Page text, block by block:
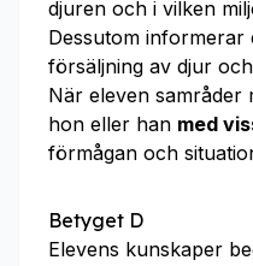
djuren och i vilken
Dessutom informerar
försäljning av djur
När eleven samråder
hon eller han med
förmågan och
Betyget D
Elevens kunskaper